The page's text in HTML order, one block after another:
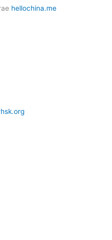
hellochina.me